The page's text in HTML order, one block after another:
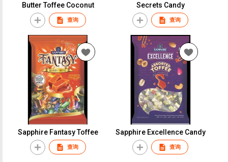
Butter Toffee Coconut
查询
Secrets Candy
查询
Sapphire Fantasy Toffee
查询
Sapphire Excellence Candy
查询